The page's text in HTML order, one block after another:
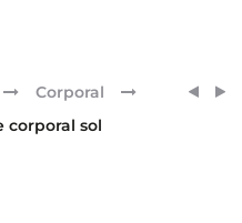
Corporal
corporal sol